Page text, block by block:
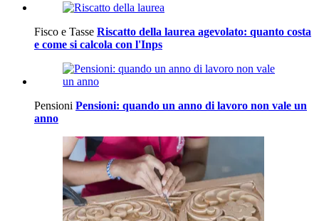
Fisco e Tasse Riscatto della laurea agevolato: quanto costa
e come si calcola con l'Inps
Pensioni Pensioni: quando un anno di lavoro non vale un
anno